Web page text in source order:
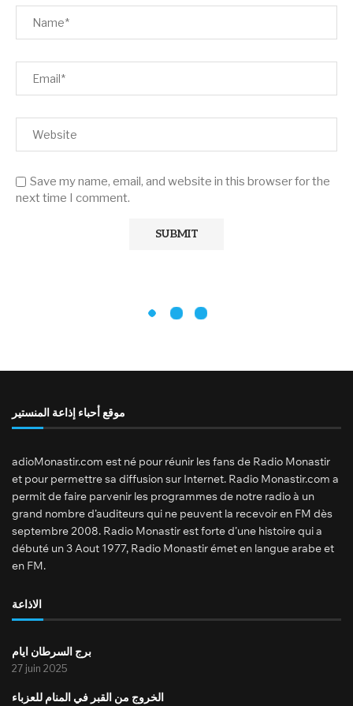
Save my name, email, and website in this browser for the
next time I comment.
موقع أحباء إذاعة المنستير
adioMonastir.com est né pour réunir les fans de Radio Monastir
et pour permettre sa diffusion sur Internet. Radio Monastir.com a
permit de faire parvenir les programmes de notre radio à un
grand nombre d’auditeurs qui ne peuvent la recevoir en FM dès
septembre 2008. Radio Monastir est forte d’une histoire qui a
débuté un 3 Aout 1977, Radio Monastir émet en langue arabe et
en FM.
الاذاعة
برج السرطان ايام
27 juin 2025
الخروج من القبر في المنام للعزباء